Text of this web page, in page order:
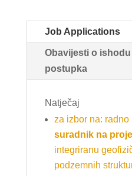
Job Applications
Obavijesti o
postupka
Natječaj
za izbor na: radno
suradnik na
integriranu
podzemnih